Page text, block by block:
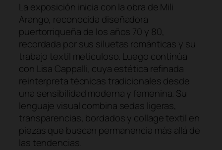
La exposición inicia con la obra de Mili
Arango, reconocida diseñadora
puertorriqueña de los años 70 y 80,
recordada por sus siluetas románticas y su
trabajo textil meticuloso. Luego continúa
con Lisa Cappalli, cuya estética refinada
reinterpreta técnicas tradicionales desde
una sensibilidad moderna y femenina. Su
lenguaje visual combina sedas ligeras,
transparencias, bordados y collage textil en
piezas que buscan permanencia más allá de
las tendencias.